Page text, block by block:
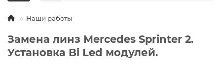
Наши работы
Замена линз Mercedes Sprinter 2.
Установка Bi Led модулей.